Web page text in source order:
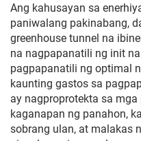
Ang kahusayan sa
paniwalang pakinabang,
greenhouse tunnel na
na nagpapanatili ng init
pagpapanatili ng optimal
kaunting gastos sa
ay nagproprotekta sa
kaganapan ng panahon,
sobrang ulan, at malakas